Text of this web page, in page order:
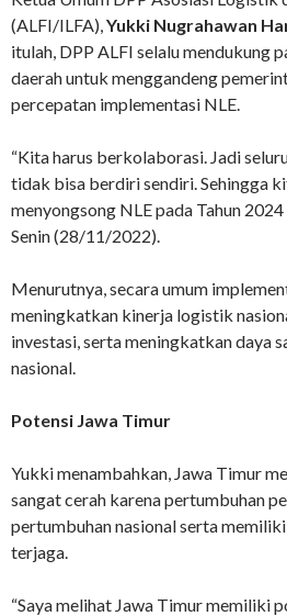
(ALFI/ILFA),Yukki Nugrahawan
itulah, DPP ALFI selalu mendukung
daerah untuk menggandeng
percepatan implementasi NLE.
“Kita harus berkolaborasi. Jadi
tidak bisa berdiri sendiri. Sehingga
menyongsong NLE pada Tahun
Senin (28/11/2022).
Menurutnya, secara umum
meningkatkan kinerja logistik
investasi, serta meningkatkan daya
nasional.
Potensi Jawa Timur
Yukki menambahkan, Jawa Timur
sangat cerah karena pertumbuhan
pertumbuhan nasional serta
terjaga.
“Saya melihat Jawa Timur memiliki